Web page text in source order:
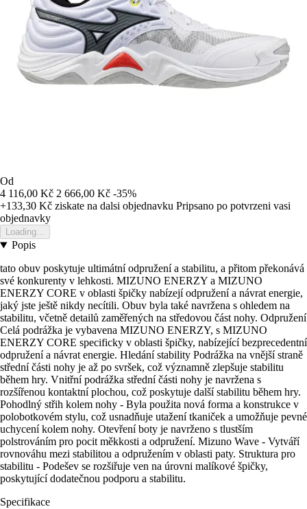
Od
4 116,00 Kč 2 666,00 Kč -35%
+133,30 Kč ziskate na dalsi objednavku Pripsano po potvrzeni vasi
objednavky
Loading...
Popis
tato obuv poskytuje ultimátní odpružení a stabilitu, a přitom překonává
své konkurenty v lehkosti. MIZUNO ENERZY a MIZUNO
ENERZY CORE v oblasti špičky nabízejí odpružení a návrat energie,
jaký jste ještě nikdy necítili. Obuv byla také navržena s ohledem na
stabilitu, včetně detailů zaměřených na středovou část nohy. Odpružení
Celá podrážka je vybavena MIZUNO ENERZY, s MIZUNO
ENERZY CORE specificky v oblasti špičky, nabízející bezprecedentní
odpružení a návrat energie. Hledání stability Podrážka na vnější straně
střední části nohy je až po svršek, což významně zlepšuje stabilitu
během hry. Vnitřní podrážka střední části nohy je navržena s
rozšířenou kontaktní plochou, což poskytuje další stabilitu během hry.
Pohodlný střih kolem nohy - Byla použita nová forma a konstrukce v
polobotkovém stylu, což usnadňuje utažení tkaniček a umožňuje pevné
uchycení kolem nohy. Otevření boty je navrženo s tlustším
polstrováním pro pocit měkkosti a odpružení. Mizuno Wave - Vytváří
rovnováhu mezi stabilitou a odpružením v oblasti paty. Struktura pro
stabilitu - Podešev se rozšiřuje ven na úrovni malíkové špičky,
poskytující dodatečnou podporu a stabilitu.
Specifikace